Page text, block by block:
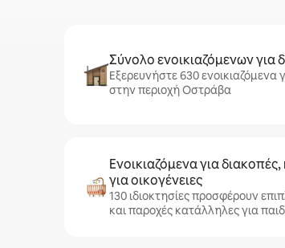
Σύνολο ενοικιαζόμενων για
Εξερευνήστε 630 ενοικιαζόμενα
στην περιοχή Οστράβα
Ενοικιαζόμενα για
για οικογένειες
130 ιδιοκτησίες προσφέρουν
και παροχές κατάλληλες για